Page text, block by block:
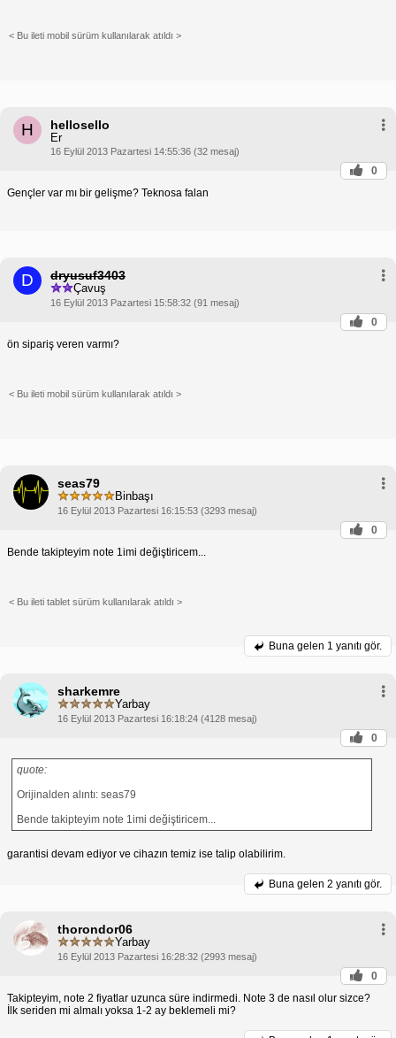
< Bu ileti mobil sürüm kullanılarak atıldı >
H hellosello
Er
16 Eylül 2013 Pazartesi 14:55:36 (32 mesaj)
0
Gençler var mı bir gelişme? Teknosa falan
D dryusuf3403
Çavuş
16 Eylül 2013 Pazartesi 15:58:32 (91 mesaj)
0
ön sipariş veren varmı?
< Bu ileti mobil sürüm kullanılarak atıldı >
seas79
Binbaşı
16 Eylül 2013 Pazartesi 16:15:53 (3293 mesaj)
0
Bende takipteyim note 1imi değiştiricem...
< Bu ileti tablet sürüm kullanılarak atıldı >
Buna gelen 1 yanıtı gör.
sharkemre
Yarbay
16 Eylül 2013 Pazartesi 16:18:24 (4128 mesaj)
0
quote:
Orijinalden alıntı: seas79
Bende takipteyim note 1imi değiştiricem...
garantisi devam ediyor ve cihazın temiz ise talip olabilirim.
Buna gelen 2 yanıtı gör.
thorondor06
Yarbay
16 Eylül 2013 Pazartesi 16:28:32 (2993 mesaj)
0
Takipteyim, note 2 fiyatlar uzunca süre indirmedi. Note 3 de nasıl olur sizce?
İlk seriden mi almalı yoksa 1-2 ay beklemeli mi?